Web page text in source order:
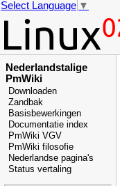
Select Language ▼
Nederlandstalige
PmWiki
Downloaden
Zandbak
Basisbewerkingen
Documentatie index
PmWiki VGV
PmWiki filosofie
Nederlandse pagina's
Status vertaling